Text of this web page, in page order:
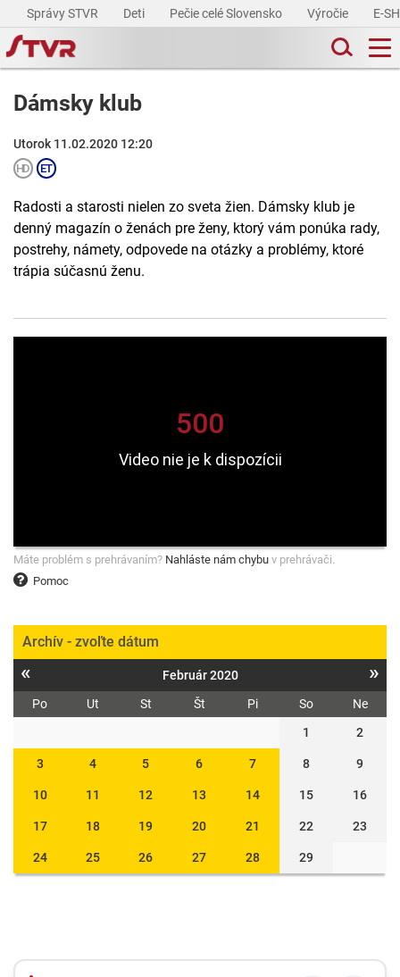
Správy STVR Deti Pečie celé Slovensko Výročie E-
Dámsky klub
Utorok 11.02.2020 12:20
Radosti a starosti nielen zo sveta žien. Dámsky klub je
denný magazín o ženách pre ženy, ktorý vám ponúka rady,
postrehy, námety, odpovede na otázky a problémy, ktoré
trápia súčasnú ženu.
Pomoc
Máte problém s prehrávaním? Nahláste nám chybu v prehrávači.
Archív - zvoľte dátum
« Február 2020 »
Po Ut St Št Pi So
Ne
1
2
3 4 5 6 7 8 9
10 11 12 13 14 15 16
17 18 19 20 21 22 23
24 25 26 27 28 29